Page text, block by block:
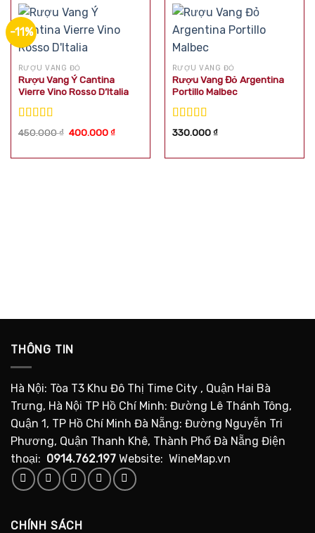
-11%
RƯỢU VANG ĐỎ
Rượu Vang Ý Cantina
Vierre Vino Rosso D’Italia
Được xếp
450.000₫ Giá
450.000 ₫.
400.000₫Giá
là:
RƯỢU VANG ĐỎ
Rượu Vang Đỏ Argentina
Portillo Malbec
Được xếp
330.000₫
THÔNG TIN
Hà Nội: Tòa T3 Khu Đô Thị Time City , Quận Hai Bà
Trưng, Hà Nội TP Hồ Chí Minh: Đường Lê Thánh Tông,
Quận 1, TP Hồ Chí Minh Đà Nẵng: Đường Nguyễn Tri
Phương, Quận Thanh Khê, Thành Phố Đà Nẵng Điện
thoại: 0914.762.197 Website: WineMap.vn
CHÍNH SÁCH